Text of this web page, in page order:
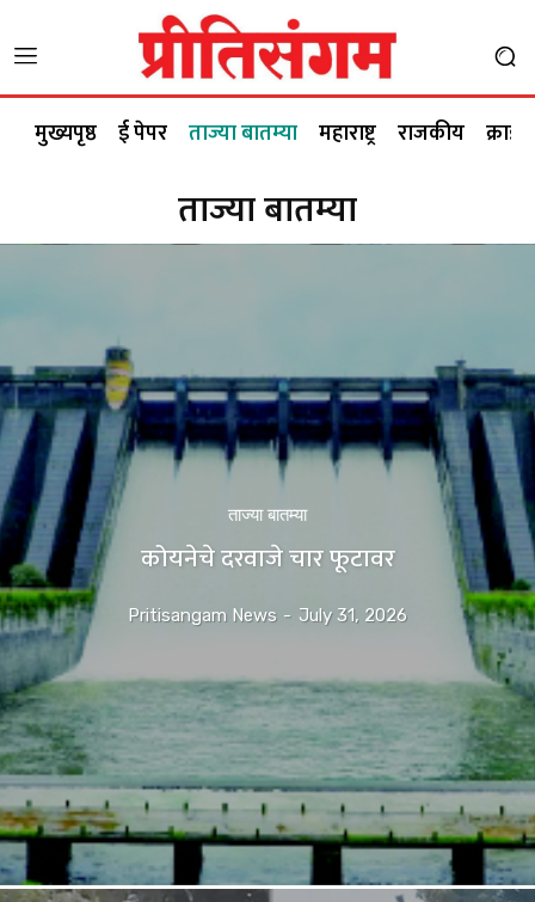
मुख्यपृष्ठ ई पेपर ताज्या बातम्या महाराष्ट्र राजकीय क्राईम
ताज्या बातम्या
ताज्या बातम्या
कोयनेचे दरवाजे चार फूटावर
Pritisangam News - July 31, 2026